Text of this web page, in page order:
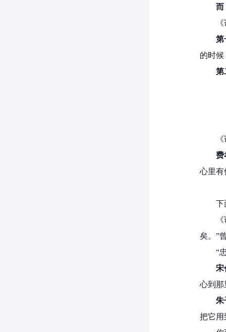
而
第
的时候
第
费
心里有
下
矣。”
“
宋
心到那
朱
把它用